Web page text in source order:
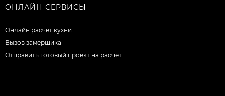
ОНЛАЙН СЕРВИСЫ
Онлайн расчет кухни
Вызов замерщика
Отправить готовый проект на расчет